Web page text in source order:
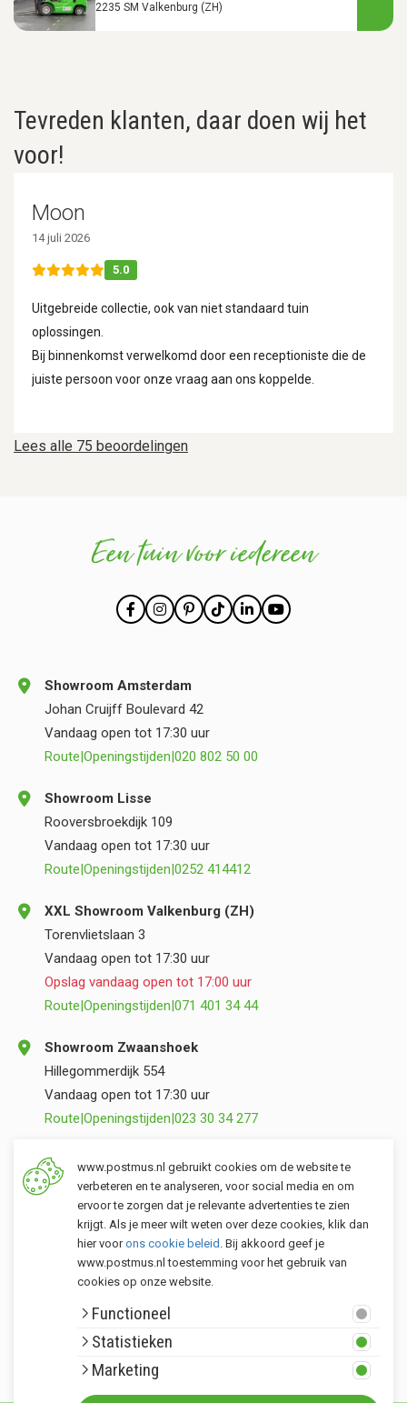
2235 SM Valkenburg (ZH)
Tevreden klanten, daar doen wij het
voor!
Lees alle 75 beoordelingen
Moon
14 juli 2026
5.0
Uitgebreide collectie, ook van niet standaard tuin
oplossingen.
Bij binnenkomst verwelkomd door een receptioniste die de
juiste persoon voor onze vraag aan ons koppelde.
Een tuin voor iedereen
Klantenservice
Postmus merken
Showroom Amsterdam
Johan Cruijff Boulevard 42
Vandaag open tot 17:30 uur
Route Openingstijden 020 802 50 00
Showroom Lisse
Rooversbroekdijk 109
Vandaag open tot 17:30 uur
Route Openingstijden 0252 414412
XXL Showroom Valkenburg (ZH)
Torenvlietslaan 3
Vandaag open tot 17:30 uur
Opslag vandaag open tot 17:00 uur
Route Openingstijden 071 401 34 44
Showroom Zwaanshoek
Hillegommerdijk 554
Vandaag open tot 17:30 uur
Route Openingstijden 023 30 34 277
Opslag Valkenburg (ZH)
Torenvlietslaan 3
Vandaag open tot 17:00 uur
Route|Openingstijden |071 401 34 44
www.postmus.nl gebruikt cookies om de website te
verbeteren en te analyseren, voor social media en om
ervoor te zorgen dat je relevante advertenties te zien
krijgt. Als je meer wilt weten over deze cookies, klik dan
hier voorons cookie beleid . Bij akkoord geef je
www.postmus.nl toestemming voor het gebruik van
cookies op onze website.
Functioneel
Statistieken
Marketing